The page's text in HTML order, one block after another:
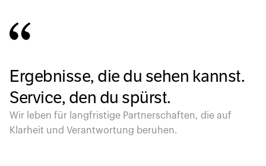
Ergebnisse, die du sehen kannst.
Service, den du spürst.
Wir leben für langfristige Partnerschaften, die auf
Klarheit und Verantwortung beruhen.